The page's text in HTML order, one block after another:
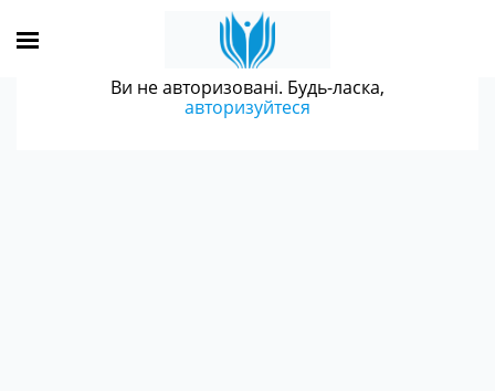
Ви не авторизовані. Будь-ласка,
авторизуйтеся